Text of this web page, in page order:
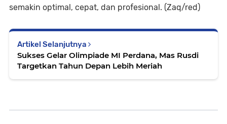
semakin optimal, cepat, dan profesional. (Zaq/red)
Artikel Selanjutnya
Sukses Gelar Olimpiade MI Perdana, Mas Rusdi
Targetkan Tahun Depan Lebih Meriah